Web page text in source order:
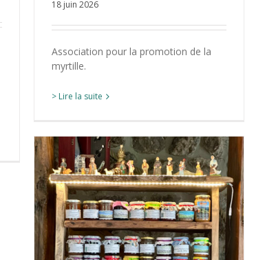
18 juin 2026
Association pour la promotion de la
myrtille.
> Lire la suite